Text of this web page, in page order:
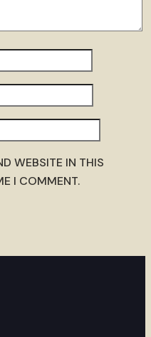
WEBSITE IN THIS
I COMMENT.